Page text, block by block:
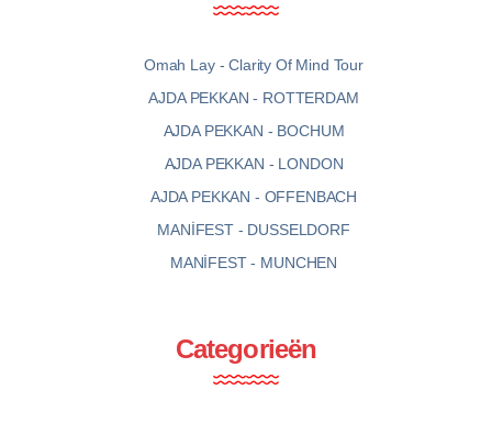
Omah Lay - Clarity Of Mind Tour
AJDA PEKKAN - ROTTERDAM
AJDA PEKKAN - BOCHUM
AJDA PEKKAN - LONDON
AJDA PEKKAN - OFFENBACH
MANİFEST - DUSSELDORF
MANİFEST - MUNCHEN
Categorieën